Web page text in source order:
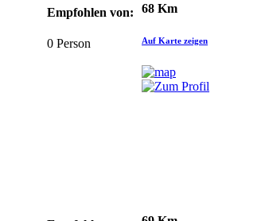
Empfohlen von:
0 Person
68 Km
Auf Karte zeigen